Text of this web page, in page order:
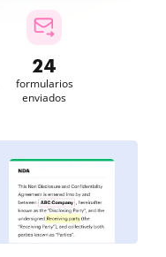
24
formularios
enviados